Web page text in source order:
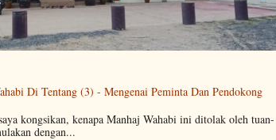
Di Tentang (3) - Mengenai Peminta Dan Pendokong
kongsikan, kenapa Manhaj Wahabi ini ditolak oleh tuan-
dengan...